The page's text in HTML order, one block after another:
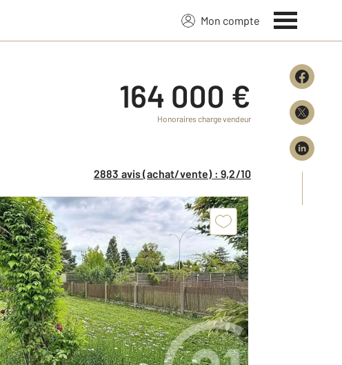
Mon compte
164 000 €
Honoraires charge vendeur
2883 avis (achat/vente) : 9,2/10